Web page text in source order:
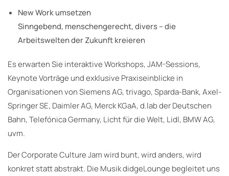
New Work umsetzen
Sinngebend, menschengerecht, divers – die
Arbeitswelten der Zukunft kreieren
Es erwarten Sie interaktive Workshops, JAM-Sessions,
Keynote Vorträge und exklusive Praxiseinblicke in
Organisationen von Siemens AG, trivago, Sparda-Bank, Axel-
Springer SE, Daimler AG, Merck KGaA, d.lab der Deutschen
Bahn, Telefónica Germany, Licht für die Welt, Lidl, BMW AG,
uvm.
Der Corporate Culture Jam wird bunt, wird anders, wird
konkret statt abstrakt. Die Musik didgeLounge begleitet uns